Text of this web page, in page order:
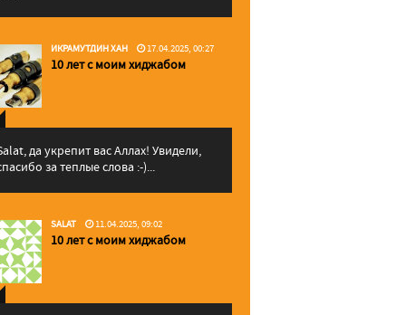
ИКРАМУТДИН ХАН 17.04.2025, 00:27
10 лет с моим хиджабом
да укрепит вас Аллаx! Увидели,
за теплые слова :-)...
SALAT 11.04.2025, 09:02
10 лет с моим хиджабом